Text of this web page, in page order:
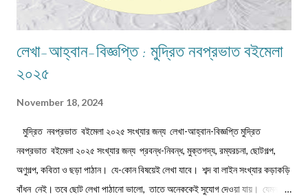
লেখা-আহ্বান-বিজ্ঞপ্তি : মুদ্রিত নবপ্রভাত বইমেলা
২০২৫
November 18, 2024
মুদ্রিত নবপ্রভাত বইমেলা ২০২৫ সংখ্যার জন্য লেখা-আহ্বান-বিজ্ঞপ্তি মুদ্রিত
নবপ্রভাত বইমেলা ২০২৫ সংখ্যার জন্য প্রবন্ধ-নিবন্ধ, মুক্তগদ্য, রম্যরচনা, ছোটগল্প,
অণুগল্প, কবিতা ও ছড়া পাঠান। যে-কোন বিষয়েই লেখা যাবে। শব্দ বা লাইন সংখ্যার কড়াকড়ি
বাঁধন নেই। তবে ছোট লেখা পাঠানো ভালো, তাতে অনেককেই সুযোগ দেওয়া যায়। যেমন,